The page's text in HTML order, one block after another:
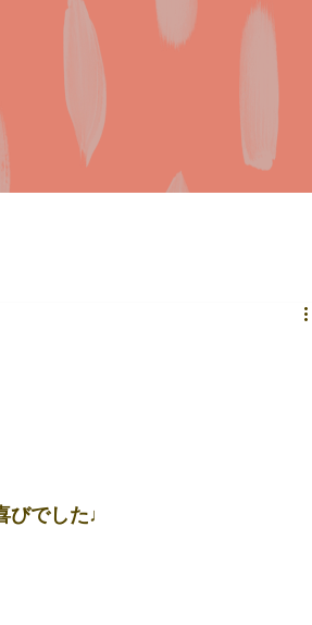
びでした♩